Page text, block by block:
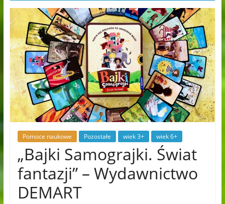
Pomoce naukowe Pozostałe wiek 3+ wiek 6+
„Bajki Samograjki. Świat
fantazji” – Wydawnictwo
DEMART